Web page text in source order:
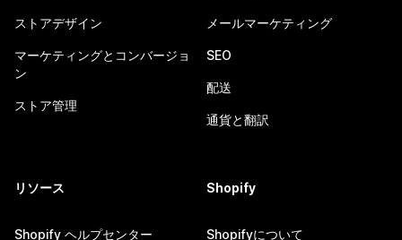
ストアデザイン
マーケティングとコンバージョ
ン
ストア管理
メールマーケティング
SEO
配送
通貨と翻訳
リソース
Shopify ヘルプセンター
Shopify
Shopifyについて